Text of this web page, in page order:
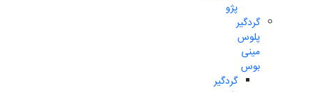
پژو
گردگیر
پلوس
مینی
بوس
گردگیر